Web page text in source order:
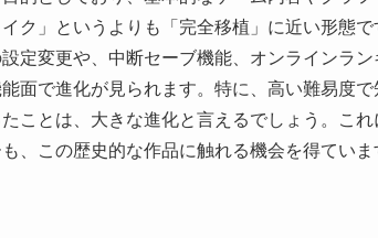
ク」というよりも「完全移植」に近い形態
定変更や、中断セーブ機能、オンラインラ
面で進化が見られます。特に、高い難易度
ことは、大きな進化と言えるでしょう。こ
、この歴史的な作品に触れる機会を得ていま